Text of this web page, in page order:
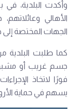
وأكدت البلدية،
الأهالي
الجهات المختصة
كما طلبت البلدية
جسم غريب أو مشبوه،
فورًا لاتخاذ
يسهم في حماية